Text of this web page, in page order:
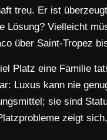
treu. Er ist
Lösung? Vielleicht
über Saint-Tropez
Platz eine Familie
Luxus kann nie
sie sind
zeigt